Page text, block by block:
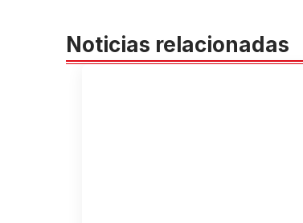
Noticias relacionadas